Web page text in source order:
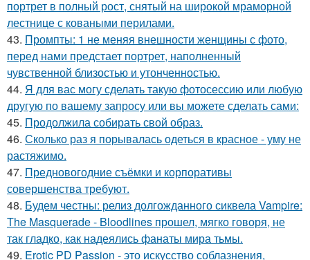
портрет в полный рост, снятый на широкой мраморной
лестнице с коваными перилами.
43. Промпты: 1 не меняя внешности женщины с фото,
перед нами предстает портрет, наполненный
чувственной близостью и утонченностью.
44. Я для вас могу сделать такую фотосессию или любую
другую по вашему запросу или вы можете сделать сами:
45. Продолжила собирать свой образ.
46. Сколько раз я порывалась одеться в красное - уму не
растяжимо.
47. Предновогодние съёмки и корпоративы
совершенства требуют.
48. Будем честны: релиз долгожданного сиквела Vampire:
The Masquerade - Bloodlines прошел, мягко говоря, не
так гладко, как надеялись фанаты мира тьмы.
49. Erotic PD Passion - это искусство соблазнения,